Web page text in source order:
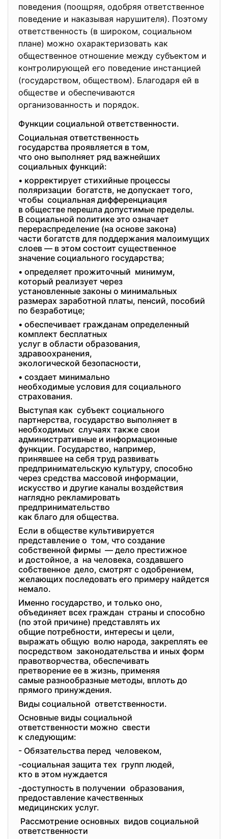
поведения (поощряя, одобряя ответственное
поведение и наказывая нарушителя). Поэтому
ответственность (в широком, социальном
плане) можно охарактеризовать как
общественное отношение между субъектом и
контролирующей его поведение инстанцией
(государством, обществом). Благодаря ей в
обществе и обеспечиваются
организованность и порядок.
Функции социальной ответственности.
Социальная ответственность
государства проявляется в том,
что оно выполняет ряд важнейших
социальных функций:
• корректирует стихийные процессы
поляризации богатств, не допускает того,
чтобы социальная дифференциация
в обществе перешла допустимые пределы.
В социальной политике это означает
перераспределение (на основе закона)
части богатств для поддержания малоимущих
слоев — в этом состоит существенное
значение социального государства;
• определяет прожиточный минимум,
который реализует через
установленные законы о минимальных
размерах заработной платы, пенсий, пособий
по безработице;
• обеспечивает гражданам определенный
комплект бесплатных
услуг в области образования,
здравоохранения,
экологической безопасности,
• создает минимально
необходимые условия для социального
страхования.
Выступая как субъект социального
партнерства, государство выполняет в
необходимых случаях также свои
административные и информационные
функции. Государство, например,
принявшее на себя труд развивать
предпринимательскую культуру, способно
через средства массовой информации,
искусство и другие каналы воздействия
наглядно рекламировать
предпринимательство
как благо для общества.
Если в обществе культивируется
представление о том, что создание
собственной фирмы — дело престижное
и достойное, а на человека, создавшего
собственное дело, смотрят с одобрением,
желающих последовать его примеру найдется
немало.
Именно государство, и только оно,
объединяет всех граждан страны и способно
(по этой причине) представлять их
общие потребности, интересы и цели,
выражать общую волю народа, закреплять ее
посредством законодательства и иных форм
правотворчества, обеспечивать
претворение ее в жизнь, применяя
самые разнообразные методы, вплоть до
прямого принуждения.
Виды социальной ответственности.
Основные виды социальной
ответственности можно свести
к следующим:
- Обязательства перед человеком,
-социальная защита тех групп людей,
кто в этом нуждается
-доступность в получении образования,
предоставление качественных
медицинских услуг.
Рассмотрение основных видов социальной
ответственности